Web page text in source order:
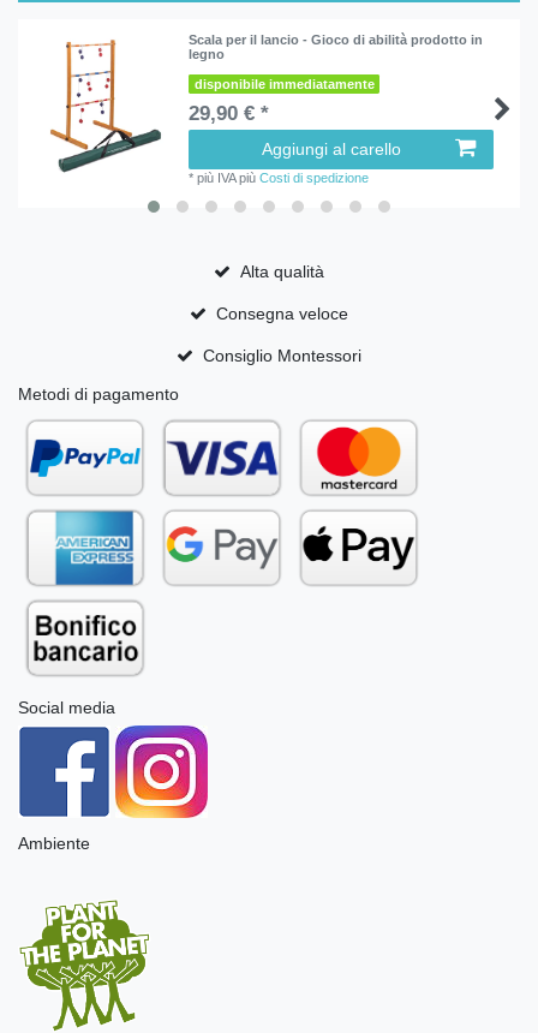
Scala per il lancio - Gioco di abilità prodotto in
legno
disponibile immediatamente
29,90 € *
Aggiungi al carello
*più IVApiùCosti di spedizione
Alta qualità
Consegna veloce
Consiglio Montessori
Metodi di pagamento
Social media
Ambiente